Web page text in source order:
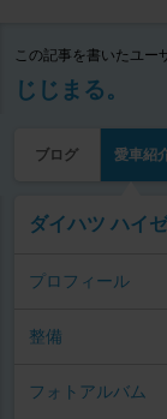
この記事を書いたユー
じじまる。
ブログ 愛車紹
ダイハツ ハイ
プロフィール
整備
フォトアルバム